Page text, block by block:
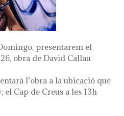
presentarem el
obra de David Callau
l’obra a la ubicació que
Cap de Creus a les 13h